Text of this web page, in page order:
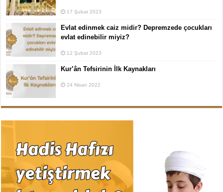
17 Şubat 2023
Evlat edinmek caiz midir? Depremzede çocukları
evlat edinebilir miyiz?
12 Şubat 2023
Kur’ân Tefsirinin İlk Kaynakları
24 Nisan 2022